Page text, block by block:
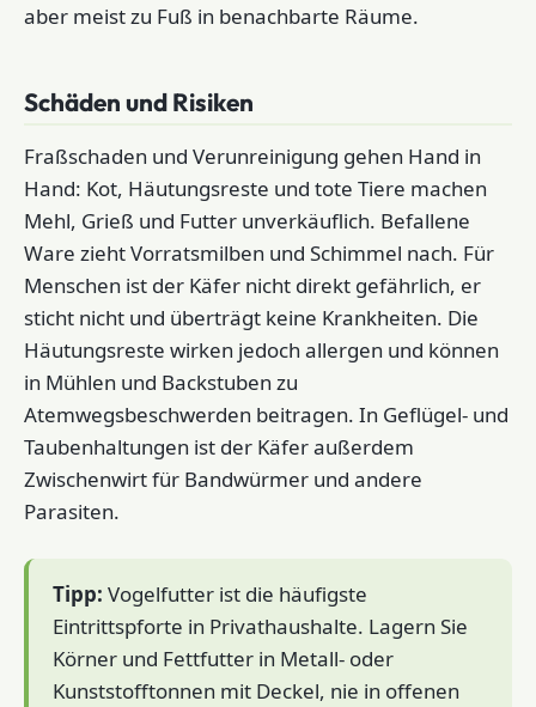
aber meist zu Fuß in benachbarte Räume.
Schäden und Risiken
Fraßschaden und Verunreinigung gehen Hand in
Hand: Kot, Häutungsreste und tote Tiere machen
Mehl, Grieß und Futter unverkäuflich. Befallene
Ware zieht Vorratsmilben und Schimmel nach. Für
Menschen ist der Käfer nicht direkt gefährlich, er
sticht nicht und überträgt keine Krankheiten. Die
Häutungsreste wirken jedoch allergen und können
in Mühlen und Backstuben zu
Atemwegsbeschwerden beitragen. In Geflügel- und
Taubenhaltungen ist der Käfer außerdem
Zwischenwirt für Bandwürmer und andere
Parasiten.
Tipp: Vogelfutter ist die häufigste
Eintrittspforte in Privathaushalte. Lagern Sie
Körner und Fettfutter in Metall- oder
Kunststofftonnen mit Deckel, nie in offenen